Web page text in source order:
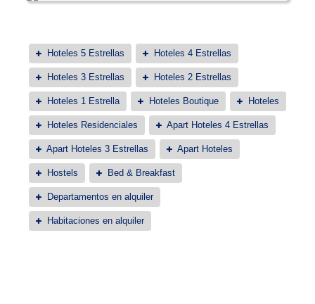
Hoteles 5 Estrellas Hoteles 4 Estrellas
Hoteles 3 Estrellas Hoteles 2 Estrellas
Hoteles 1 Estrella Hoteles Boutique Hoteles
Hoteles Residenciales Apart Hoteles 4 Estrellas
Apart Hoteles 3 Estrellas Apart Hoteles
Hostels Bed & Breakfast
Departamentos en alquiler
Habitaciones en alquiler